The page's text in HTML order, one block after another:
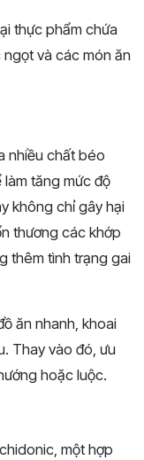
thực phẩm chứa
và các món ăn
nhiều chất béo
tăng mức độ
không chỉ gây hại
thương các khớp
thêm tình trạng gai
ăn nhanh, khoai
Thay vào đó, ưu
hoặc luộc.
một hợp